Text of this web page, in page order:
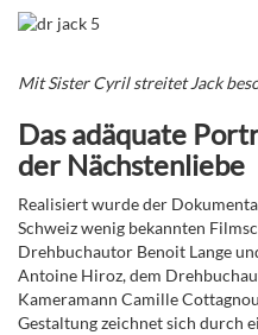
Mit Sister Cyril streitet Jack
Das adäquate
der Nächstenliebe
Realisiert wurde der
Schweiz wenig bekannten
Drehbuchautor Benoit Lange
Antoine Hiroz, dem
Kameramann Camille
Gestaltung zeichnet sich durch